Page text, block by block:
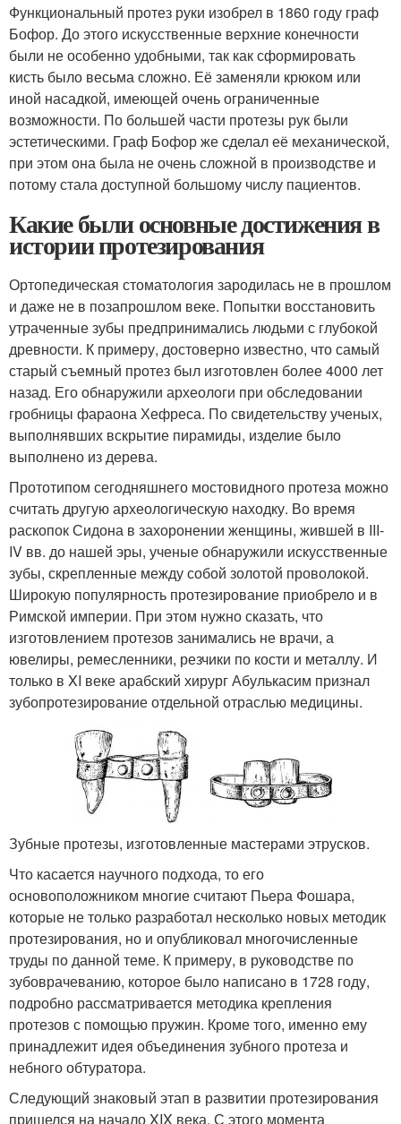
Функциональный протез руки изобрел в 1860 году граф
Бофор. До этого искусственные верхние конечности
были не особенно удобными, так как сформировать
кисть было весьма сложно. Её заменяли крюком или
иной насадкой, имеющей очень ограниченные
возможности. По большей части протезы рук были
эстетическими. Граф Бофор же сделал её механической,
при этом она была не очень сложной в производстве и
потому стала доступной большому числу пациентов.
Какие были основные достижения в
истории протезирования
Ортопедическая стоматология зародилась не в прошлом
и даже не в позапрошлом веке. Попытки восстановить
утраченные зубы предпринимались людьми с глубокой
древности. К примеру, достоверно известно, что самый
старый съемный протез был изготовлен более 4000 лет
назад. Его обнаружили археологи при обследовании
гробницы фараона Хефреса. По свидетельству ученых,
выполнявших вскрытие пирамиды, изделие было
выполнено из дерева.
Прототипом сегодняшнего мостовидного протеза можно
считать другую археологическую находку. Во время
раскопок Сидона в захоронении женщины, жившей в III-
IV вв. до нашей эры, ученые обнаружили искусственные
зубы, скрепленные между собой золотой проволокой.
Широкую популярность протезирование приобрело и в
Римской империи. При этом нужно сказать, что
изготовлением протезов занимались не врачи, а
ювелиры, ремесленники, резчики по кости и металлу. И
только в XI веке арабский хирург Абулькасим признал
зубопротезирование отдельной отраслью медицины.
Зубные протезы, изготовленные мастерами этрусков.
Что касается научного подхода, то его
основоположником многие считают Пьера Фошара,
которые не только разработал несколько новых методик
протезирования, но и опубликовал многочисленные
труды по данной теме. К примеру, в руководстве по
зубоврачеванию, которое было написано в 1728 году,
подробно рассматривается методика крепления
протезов с помощью пружин. Кроме того, именно ему
принадлежит идея объединения зубного протеза и
небного обтуратора.
Следующий знаковый этап в развитии протезирования
пришелся на начало XIX века. С этого момента